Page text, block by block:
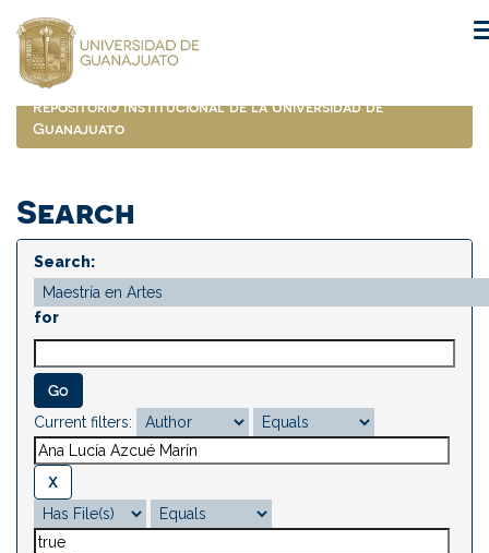
navigation
Repositorio Institucional de la Universidad de
Guanajuato
Search
Search:
for
Current filters: